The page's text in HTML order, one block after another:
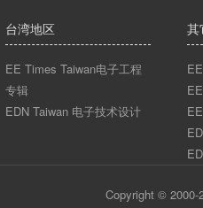
台湾地区
EE Times Taiwan电子工程
专辑
EDN Taiwan 电子技术设计
其
Copyright © 2000-